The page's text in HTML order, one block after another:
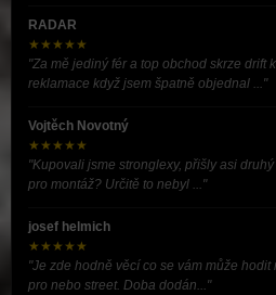
RADAR
★★★★★
"Za mě jediný fér a top obchod skrze drift
reklamace když jsem špatně objednal ..."
Vojtěch Novotný
★★★★★
"Kupovali jsme stronglexy, přišly asi
pro montáž? Určitě to nebyl ..."
josef helmich
★★★★★
"Je zde hodně věcí co se vám může hodit
pro nebo street. Doba dodán..."